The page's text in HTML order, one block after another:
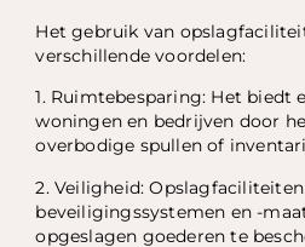
Het gebruik van
verschillende voordelen:
1. Ruimtebesparing: Het biedt
woningen en bedrijven door
overbodige spullen of
2. Veiligheid:
beveiligingssystemen en -
opgeslagen goederen te